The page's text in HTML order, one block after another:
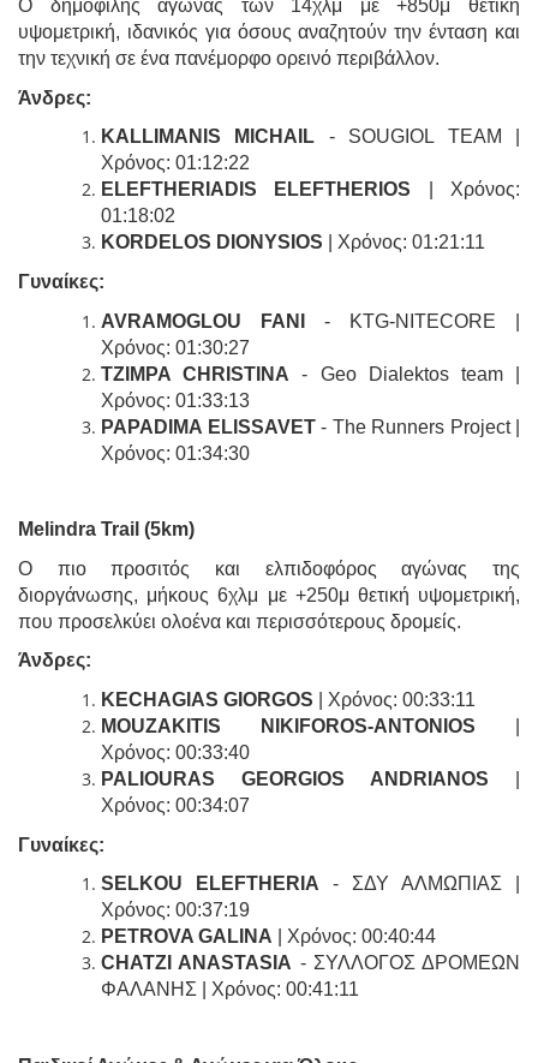
Ο δημοφιλής αγώνας των 14χλμ με +850μ θετική
υψομετρική, ιδανικός για όσους αναζητούν την ένταση και
την τεχνική σε ένα πανέμορφο ορεινό περιβάλλον.
Άνδρες:
KALLIMANIS MICHAIL - SOUGIOL TEAM |
Χρόνος: 01:12:22
ELEFTHERIADIS ELEFTHERIOS | Χρόνος:
01:18:02
KORDELOS DIONYSIOS | Χρόνος: 01:21:11
Γυναίκες:
AVRAMOGLOU FANI
- KTG-NITECORE |
Χρόνος: 01:30:27
TZIMPA CHRISTINA - Geo Dialektos team |
Χρόνος: 01:33:13
PAPADIMA ELISSAVET- The Runners Project |
Χρόνος: 01:34:30
Melindra Trail (5km)
Ο πιο προσιτός και ελπιδοφόρος αγώνας της
διοργάνωσης, μήκους 6χλμ με +250μ θετική υψομετρική,
που προσελκύει ολοένα και περισσότερους δρομείς.
Άνδρες:
KECHAGIAS GIORGOS | Χρόνος: 00:33:11
MOUZAKITIS NIKIFOROS-ANTONIOS
Χρόνος: 00:33:40
PALIOURAS GEORGIOS ANDRIANOS
Χρόνος: 00:34:07
Γυναίκες:
SELKOU ELEFTHERIA - ΣΔΥ ΑΛΜΩΠΙΑΣ |
Χρόνος: 00:37:19
PETROVA GALINA | Χρόνος: 00:40:44
CHATZI ANASTASIA - ΣΥΛΛΟΓΟΣ ΔΡΟΜΕΩΝ
ΦΑΛΑΝΗΣ | Χρόνος: 00:41:11